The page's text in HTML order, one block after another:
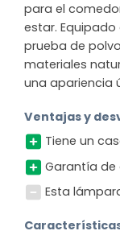
para el
estar. Equipado
prueba de
materiales
una apariencia
Ventajas y
Tiene un
Garantía de
Esta